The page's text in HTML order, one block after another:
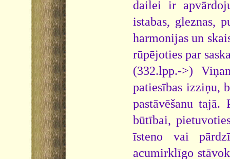
dailei ir
istabas, gleznas,
harmonijas un
rūpējoties par
(332.lpp.->)
patiesības izziņu,
pastāvēšanu
būtībai,
īsteno vai
acumirklīgo